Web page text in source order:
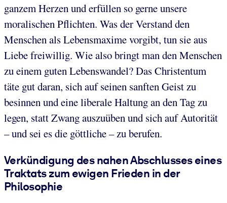
ganzem Herzen und erfüllen so gerne unsere
moralischen Pflichten. Was der Verstand den
Menschen als Lebensmaxime vorgibt, tun sie aus
Liebe freiwillig. Wie also bringt man den Menschen
zu einem guten Lebenswandel? Das Christentum
täte gut daran, sich auf seinen sanften Geist zu
besinnen und eine liberale Haltung an den Tag zu
legen, statt Zwang auszuüben und sich auf Autorität
– und sei es die göttliche – zu berufen.
Verkündigung des nahen Abschlusses eines
Traktats zum ewigen Frieden in der
Philosophie